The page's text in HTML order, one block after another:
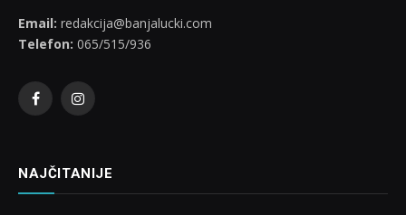
Email: redakcija@banjalucki.com
Telefon: 065/515/936
FacebookInstagram
NAJČITANIJE